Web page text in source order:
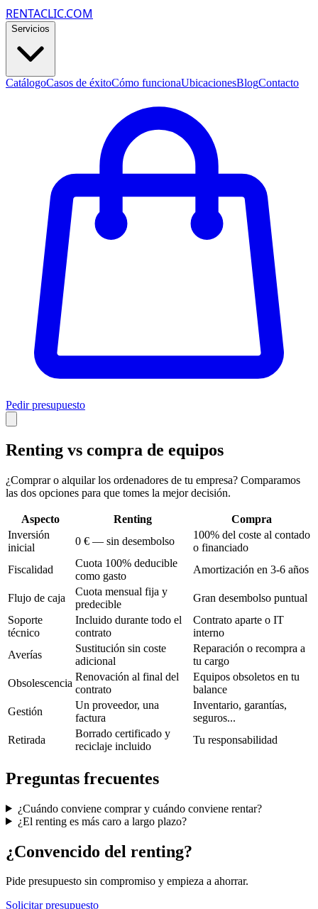
RENTACLIC.COM
Servicios
CatálogoCasos de éxitoCómo funcionaUbicacionesBlogContacto
Pedir presupuesto
Renting vs compra de equipos
¿Comprar o alquilar los ordenadores de tu empresa? Comparamos
las dos opciones para que tomes la mejor decisión.
Aspecto Renting
Compra
Inversión
inicial
0 € — sin desembolso
100% del coste al contado
o financiado
Fiscalidad
Cuota 100% deducible
como gasto
Amortización en 3-6 años
Flujo de caja
Cuota mensual fija y
predecible
Gran desembolso puntual
Soporte
técnico
Incluido durante todo el
contrato
Contrato aparte o IT
interno
Averías
Sustitución sin coste
adicional
Reparación o recompra a
tu cargo
Obsolescencia
Renovación al final del
contrato
Equipos obsoletos en tu
balance
Gestión
Un proveedor, una
factura
Inventario, garantías,
seguros...
Retirada
Borrado certificado y
reciclaje incluido
Tu responsabilidad
Preguntas frecuentes
¿Cuándo conviene comprar y cuándo conviene rentar?
¿El renting es más caro a largo plazo?
¿Convencido del renting?
Pide presupuesto sin compromiso y empieza a ahorrar.
Solicitar presupuesto